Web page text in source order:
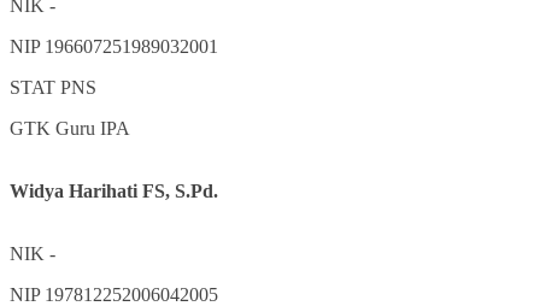
NIK -
NIP 196607251989032001
STAT PNS
GTK Guru IPA
Widya Harihati FS, S.Pd.
NIK -
NIP 197812252006042005